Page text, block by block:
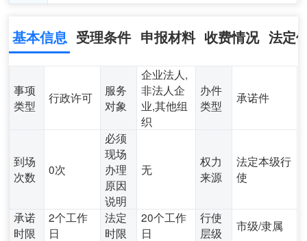
基本信息 受理条件 申报材料 收费情况 法定
事项
类型
行政许可
服务
对象
企业法人,
非法人企
业,其他组
织
办件
类型
承诺件
到场
次数
0次
必须
现场
办理
原因
说明
无
权力
来源
法定本级行
使
承诺
时限
2个工作
日
法定
时限
20个工作
日
行使
层级
市级/隶属